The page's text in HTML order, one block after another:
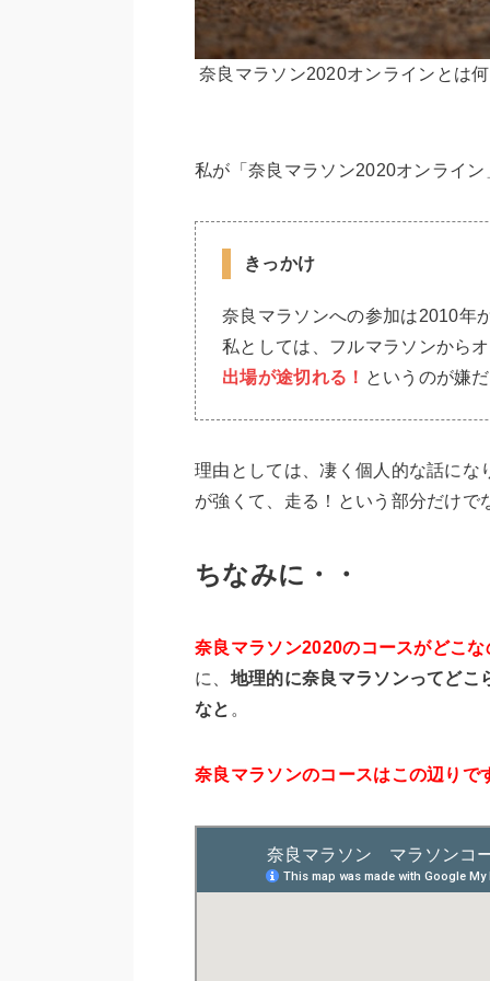
奈良マラソン2020オンラインとは
私が「奈良マラソン2020オンライ
きっかけ
奈良マラソンへの参加は2010年
私としては、フルマラソンから
出場が途切れる！ というのが嫌
理由としては、凄く個人的な話に
が強くて、走る！という部分だけ
ちなみに・・
奈良マラソン2020のコースがどこな
に、 地理的に奈良マラソンってどこ
なと 。
奈良マラソンのコースはこの辺りで